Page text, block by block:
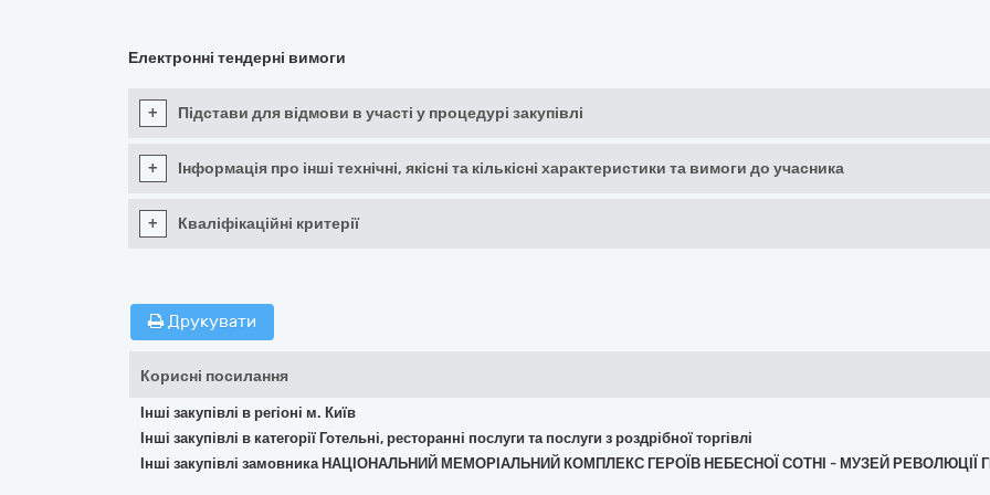
Електронні тендерні вимоги
+ Підстави для відмови в участі у процедурі закупівлі
+ Інформація про інші технічні, якісні та кількісні характеристики та вимоги до учасника
+ Кваліфікаційні критерії
Друкувати
Корисні посилання
Інші закупівлі в регіоні м. Київ
Інші закупівлі в категорії Готельні, ресторанні послуги та послуги з роздрібної торгівлі
Інші закупівлі замовника НАЦІОНАЛЬНИЙ МЕМОРІАЛЬНИЙ КОМПЛЕКС ГЕРОЇВ НЕБЕСНОЇ СОТНІ - МУЗЕЙ РЕВОЛЮЦІЇ